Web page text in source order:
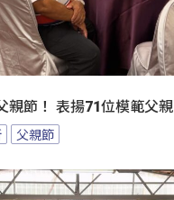
親節！ 表揚71位模範父親
父親節